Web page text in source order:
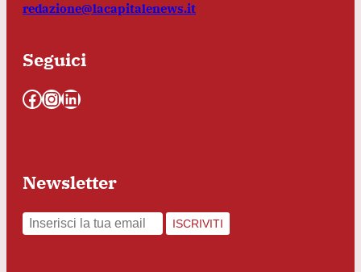
redazione@lacapitalenews.it
Seguici
Facebook InstagramLinkedIn
Newsletter
ISCRIVITI